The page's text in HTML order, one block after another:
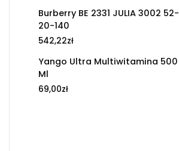
Burberry BE 2331 JULIA 3002 52-
20-140
542,22zł
Yango Ultra Multiwitamina 500
Ml
69,00zł